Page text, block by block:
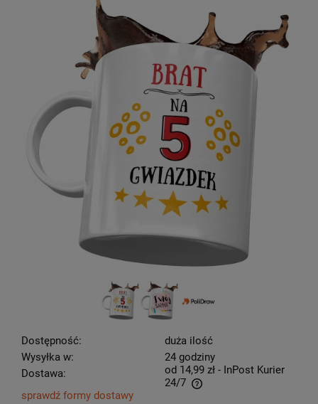
Dostępność:
duża ilość
Wysyłka w:
24 godziny
Dostawa:
od 14,99 zł - InPost Kurier
24/7
Cena nie zawiera ewentualnych kosztów płatności
sprawdź formy dostawy